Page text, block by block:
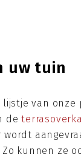
uw tuin
lijstje van
de
kunnen ze